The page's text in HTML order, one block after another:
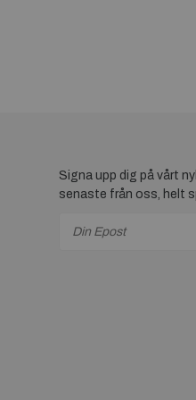
Signa upp dig på vårt
senaste från oss, helt